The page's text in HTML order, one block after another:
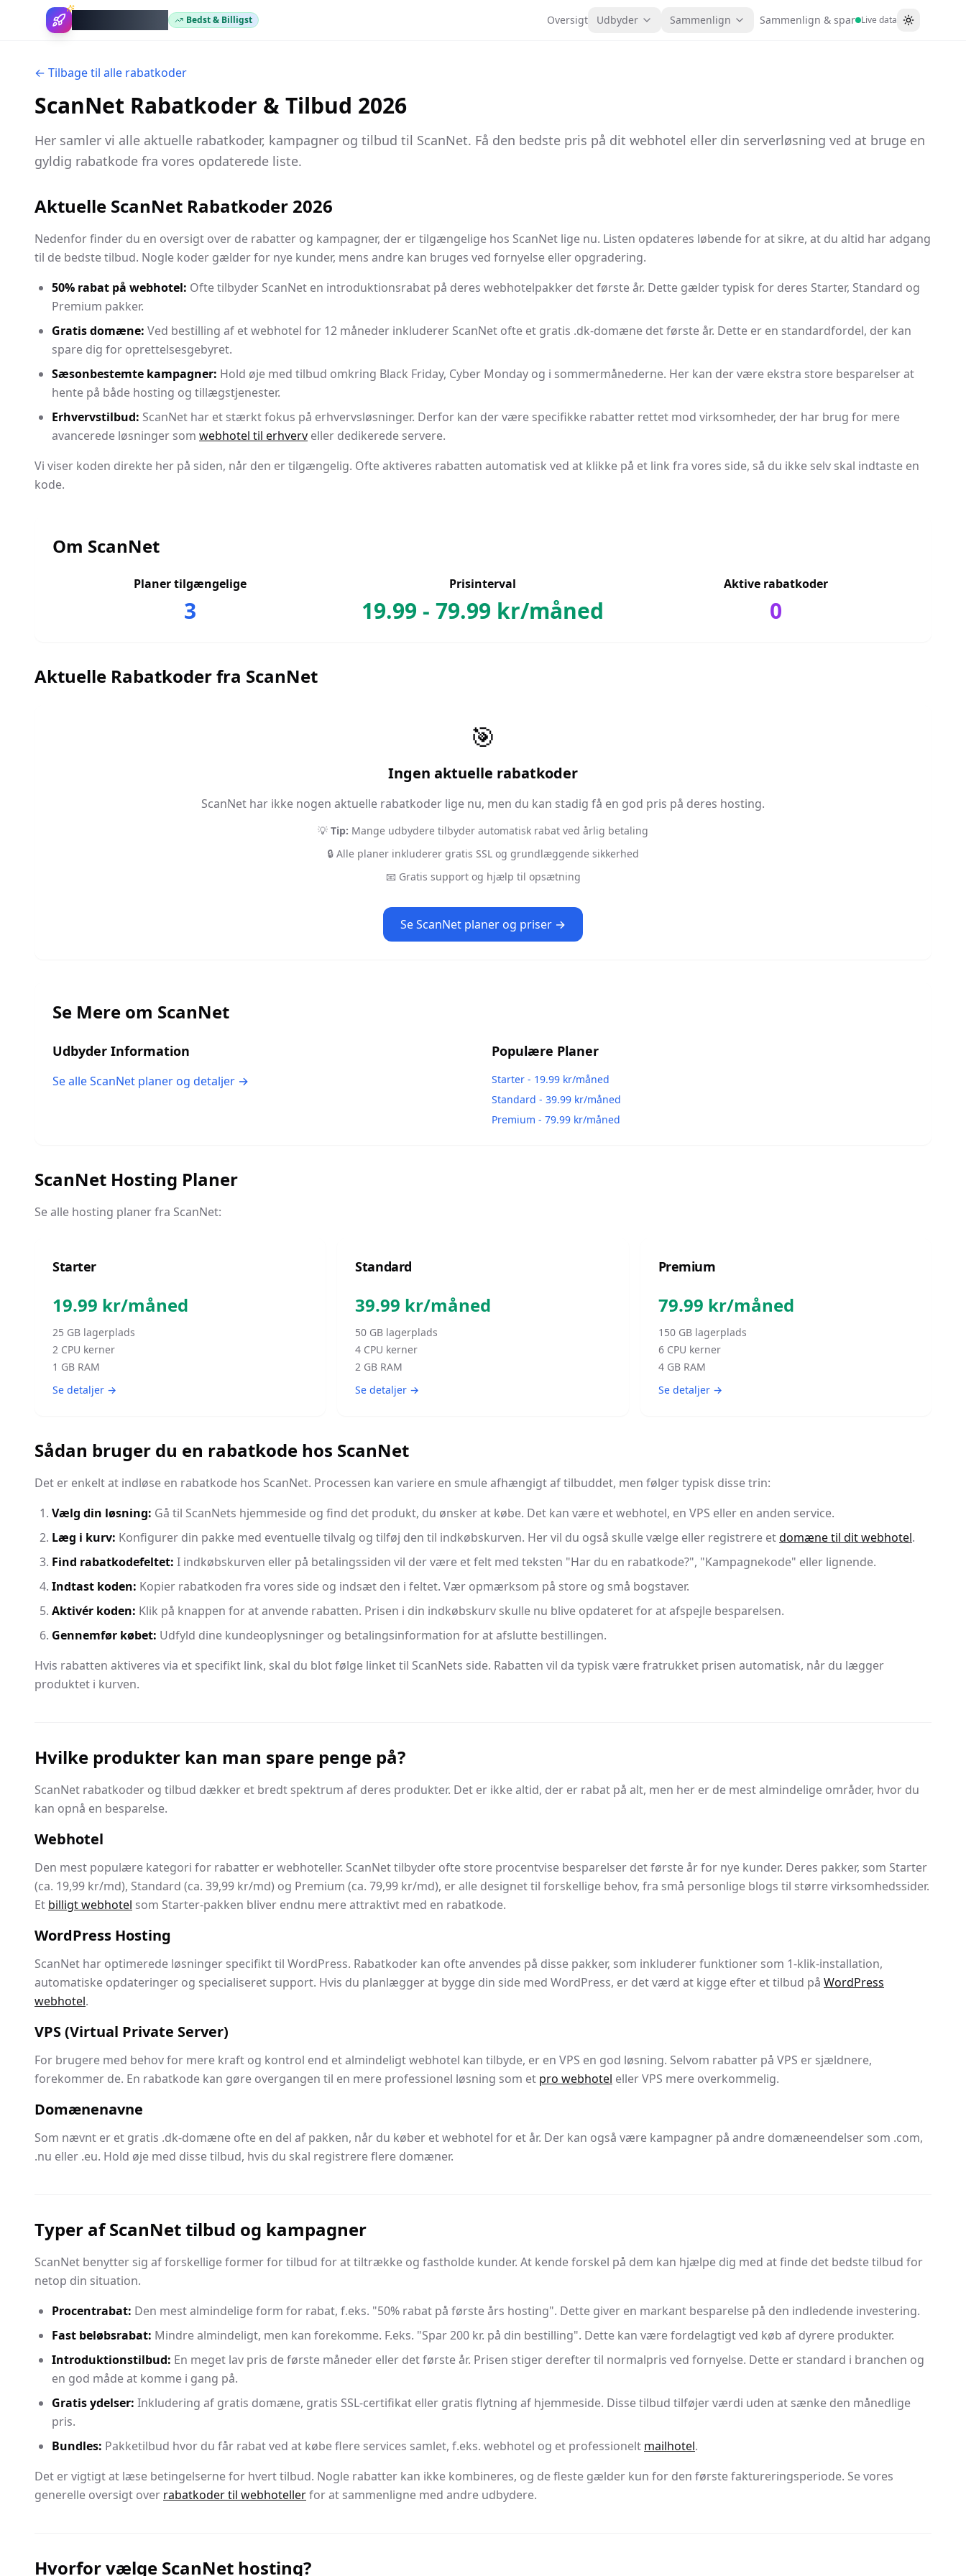
Bedst & Billigst Oversigt Udbyder Sammenlign Sammenlign & spar Live data Skift tema
← Tilbage til alle rabatkoder
ScanNet Rabatkoder & Tilbud 2026
Her samler vi alle aktuelle rabatkoder, kampagner og tilbud til ScanNet. Få den bedste pris på dit webhotel eller din serverløsning ved at bruge en
gyldig rabatkode fra vores opdaterede liste.
Aktuelle ScanNet Rabatkoder 2026
Nedenfor finder du en oversigt over de rabatter og kampagner, der er tilgængelige hos ScanNet lige nu. Listen opdateres løbende for at sikre, at du altid har adgang
til de bedste tilbud. Nogle koder gælder for nye kunder, mens andre kan bruges ved fornyelse eller opgradering.
50% rabat på webhotel: Ofte tilbyder ScanNet en introduktionsrabat på deres webhotelpakker det første år. Dette gælder typisk for deres Starter, Standard og
Premium pakker.
Gratis domæne: Ved bestilling af et webhotel for 12 måneder inkluderer ScanNet ofte et gratis .dk-domæne det første år. Dette er en standardfordel, der kan
spare dig for oprettelsesgebyret.
Sæsonbestemte kampagner: Hold øje med tilbud omkring Black Friday, Cyber Monday og i sommermånederne. Her kan der være ekstra store besparelser at
hente på både hosting og tillægstjenester.
Erhvervstilbud: ScanNet har et stærkt fokus på erhvervsløsninger. Derfor kan der være specifikke rabatter rettet mod virksomheder, der har brug for mere
avancerede løsninger som webhotel til erhverv eller dedikerede servere.
Vi viser koden direkte her på siden, når den er tilgængelig. Ofte aktiveres rabatten automatisk ved at klikke på et link fra vores side, så du ikke selv skal indtaste en
kode.
Om ScanNet
Planer tilgængelige
3
Prisinterval
19.99 -79.99 kr/måned
Aktive rabatkoder
0
Aktuelle Rabatkoder fra ScanNet
🎯
Ingen aktuelle rabatkoder
ScanNet har ikke nogen aktuelle rabatkoder lige nu, men du kan stadig få en god pris på deres hosting.
💡 Tip: Mange udbydere tilbyder automatisk rabat ved årlig betaling
🔒 Alle planer inkluderer gratis SSL og grundlæggende sikkerhed
📧 Gratis support og hjælp til opsætning
SeScanNet planer og priser →
Se Mere om ScanNet
Udbyder Information
Se alleScanNet planer og detaljer →
Populære Planer
Starter - 19.99 kr/måned
Standard - 39.99 kr/måned
Premium - 79.99 kr/måned
ScanNet Hosting Planer
Se alle hosting planer fra ScanNet:
Starter
19.99 kr/måned
25 GB lagerplads
2 CPU kerner
1 GB RAM
Se detaljer →
Standard
39.99 kr/måned
50 GB lagerplads
4 CPU kerner
2 GB RAM
Se detaljer →
Premium
79.99 kr/måned
150GB lagerplads
6CPU kerner
4GB RAM
Se detaljer →
Sådan bruger du en rabatkode hos ScanNet
Det er enkelt at indløse en rabatkode hos ScanNet. Processen kan variere en smule afhængigt af tilbuddet, men følger typisk disse trin:
Vælg din løsning: Gå til ScanNets hjemmeside og find det produkt, du ønsker at købe. Det kan være et webhotel, en VPS eller en anden service.
Læg i kurv: Konfigurer din pakke med eventuelle tilvalg og tilføj den til indkøbskurven. Her vil du også skulle vælge eller registrere etdomæne til dit webhotel.
Find rabatkodefeltet: I indkøbskurven eller på betalingssiden vil der være et felt med teksten "Har du en rabatkode?", "Kampagnekode" eller lignende.
Indtast koden: Kopier rabatkoden fra vores side og indsæt den i feltet. Vær opmærksom på store og små bogstaver.
Aktivér koden: Klik på knappen for at anvende rabatten. Prisen i din indkøbskurv skulle nu blive opdateret for at afspejle besparelsen.
Gennemfør købet: Udfyld dine kundeoplysninger og betalingsinformation for at afslutte bestillingen.
Hvis rabatten aktiveres via et specifikt link, skal du blot følge linket til ScanNets side. Rabatten vil da typisk være fratrukket prisen automatisk, når du lægger
produktet i kurven.
Hvilke produkter kan man spare penge på?
ScanNet rabatkoder og tilbud dækker et bredt spektrum af deres produkter. Det er ikke altid, der er rabat på alt, men her er de mest almindelige områder, hvor du
kan opnå en besparelse.
Webhotel
Den mest populære kategori for rabatter er webhoteller. ScanNet tilbyder ofte store procentvise besparelser det første år for nye kunder. Deres pakker, som Starter
(ca. 19,99 kr/md), Standard (ca. 39,99 kr/md) og Premium (ca. 79,99 kr/md), er alle designet til forskellige behov, fra små personlige blogs til større virksomhedssider.
Et billigt webhotel som Starter-pakken bliver endnu mere attraktivt med en rabatkode.
WordPress Hosting
ScanNet har optimerede løsninger specifikt til WordPress. Rabatkoder kan ofte anvendes på disse pakker, som inkluderer funktioner som 1-klik-installation,
automatiske opdateringer og specialiseret support. Hvis du planlægger at bygge din side med WordPress, er det værd at kigge efter et tilbud på WordPress
webhotel.
VPS (Virtual Private Server)
For brugere med behov for mere kraft og kontrol end et almindeligt webhotel kan tilbyde, er en VPS en god løsning. Selvom rabatter på VPS er sjældnere,
forekommer de. En rabatkode kan gøre overgangen til en mere professionel løsning som et pro webhotel eller VPS mere overkommelig.
Domænenavne
Som nævnt er et gratis .dk-domæne ofte en del af pakken, når du køber et webhotel for et år. Der kan også være kampagner på andre domæneendelser som .com,
.nu eller .eu. Hold øje med disse tilbud, hvis du skal registrere flere domæner.
Typer af ScanNet tilbud og kampagner
ScanNet benytter sig af forskellige former for tilbud for at tiltrække og fastholde kunder. At kende forskel på dem kan hjælpe dig med at finde det bedste tilbud for
netop din situation.
Procentrabat: Den mest almindelige form for rabat, f.eks. "50% rabat på første års hosting". Dette giver en markant besparelse på den indledende investering.
Fast beløbsrabat: Mindre almindeligt, men kan forekomme. F.eks. "Spar 200 kr. på din bestilling". Dette kan være fordelagtigt ved køb af dyrere produkter.
Introduktionstilbud: En meget lav pris de første måneder eller det første år. Prisen stiger derefter til normalpris ved fornyelse. Dette er standard i branchen og
en god måde at komme i gang på.
Gratis ydelser: Inkludering af gratis domæne, gratis SSL-certifikat eller gratis flytning af hjemmeside. Disse tilbud tilføjer værdi uden at sænke den månedlige
pris.
Bundles: Pakketilbud hvor du får rabat ved at købe flere services samlet, f.eks. webhotel og et professionelt mailhotel.
Det er vigtigt at læse betingelserne for hvert tilbud. Nogle rabatter kan ikke kombineres, og de fleste gælder kun for den første faktureringsperiode. Se vores
generelle oversigt over rabatkoder til webhotellerfor at sammenligne med andre udbydere.
Hvorfor vælge ScanNet hosting?